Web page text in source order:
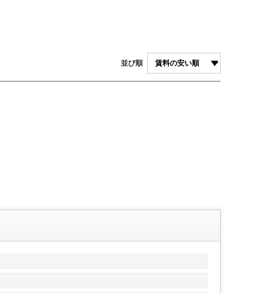
並び順